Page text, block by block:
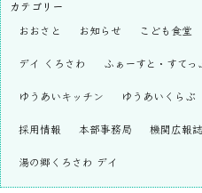
カテゴリー
おおさと
お知らせ こども食堂
デイ くろさわ ふぁーすと・すてっ
ゆうあいキッチン ゆうあいくらぶ
採用情報 本部事務局 機関広報誌
湯の郷くろさわ デイ